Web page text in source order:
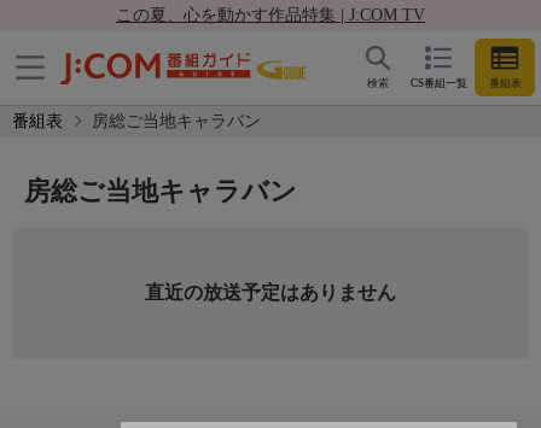
この夏、心を動かす作品特集 | J:COM TV
CS番組一覧 番組表
検索
番組表 房総ご当地キャラバン
房総ご当地キャラバン
直近の放送予定はありません